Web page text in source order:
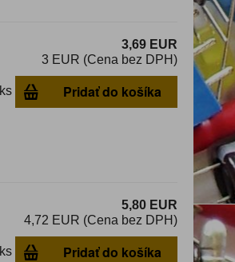
3,69 EUR
3 EUR (Cena bez DPH)
ks Pridať do košíka
5,80 EUR
4,72 EUR (Cena bez DPH)
ks Pridať do košíka